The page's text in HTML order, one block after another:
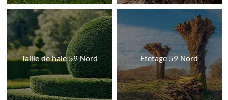
Taille de haie 59 Nord Etetage 59 Nord